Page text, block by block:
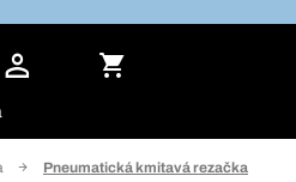
Pneumatická kmitavá rezačka